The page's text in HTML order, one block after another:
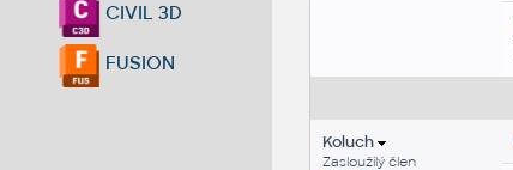
CIVIL 3D
FUSION
Koluch
Zasloužilý člen